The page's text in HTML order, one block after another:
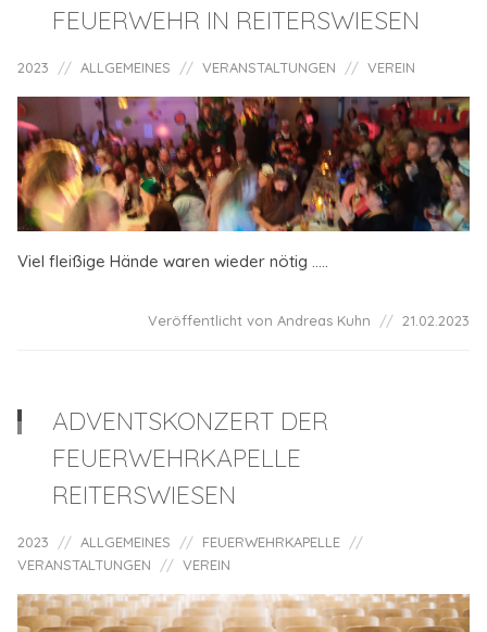
FEUERWEHR IN REITERSWIESEN
2023 ALLGEMEINES VERANSTALTUNGEN VEREIN
Viel fleißige Hände waren wieder nötig .....
Veröffentlicht von Andreas Kuhn 21.02.2023
ADVENTSKONZERT DER
FEUERWEHRKAPELLE
REITERSWIESEN
2023 ALLGEMEINES
FEUERWEHRKAPELLE
VERANSTALTUNGEN
VEREIN